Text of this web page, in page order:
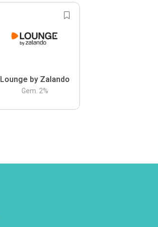
Lounge by Zalando
Gem. 2%